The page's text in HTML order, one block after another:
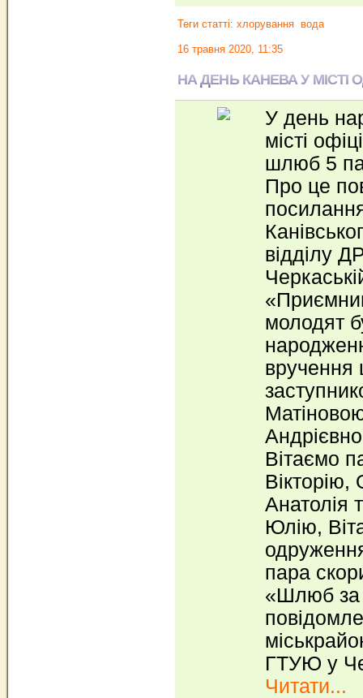
Теги статті: хлорування вода
16 травня 2020, 11:35
НА ДЕНЬ КАНЕВА У МІСТІ
У день
місті
шлюб 5
Про це
відділу
молодят
вручення
Вітаємо
Вікторію,
Анатолія
Юлію,
пара
«Шлюб за
ГТУЮ у
Читати...